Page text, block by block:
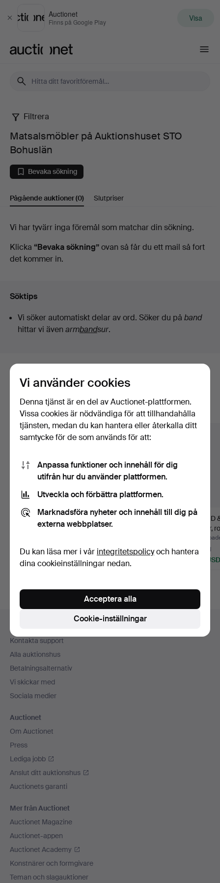
Stäng
Auctionet
Finns på Google Play Visa
Matsalsmöbler
på
Auktionshuset
STO
Filtrera
Matsalsmöbler på Auktionshuset STO
Bohuslän
Bevaka sökning
Pågående auktioner(0) Slutpriser
Pågående
auktioner
Vi har tyvärr inga föremål som matchar din sökning.
Klicka “Bevaka sökning”ovan så får du ett mail så fort
det kommer in.
Söktips
Vi söker automatiskt delar av ord. Söker du på band
hittar vi även armbandsur.
Här är föremål från vårt arkiv som
matchar din sökning
Visa alla föremål
MATGRUPP, 10 delar,
"Baltiska utställninge…
Värdering
316 USD
MATSALSGRUPP, 9
6 bud
169 USD
BORD
delar,
18/19…
3 bud
53 USD
Sidfotsnavigation
Kontakta support
Alla auktionshus
Betalningsalternativ
Vi skickar med
Sociala medier
Auctionet
Om Auctionet
Press
Lediga jobb
Anslut ditt auktionshus
Auctionets garanti
Mer från Auctionet
Auctionet Magazine
Auctionet-appen
Auctionet Academy
Konstnärer och formgivare
Teman och slagauktioner
Vi använder cookies
Denna tjänst är en del av Auctionet-plattformen.
Vissa cookies är nödvändiga för att tillhandahålla
tjänsten, medan du kan hantera eller återkalla ditt
samtycke för de som används för att:
Anpassa funktioner och innehåll för dig
utifrån hur du använder plattformen.
Utveckla och förbättra plattformen.
Marknadsföra nyheter och innehåll till dig på
externa webbplatser.
Du kan läsa mer i vår integritetspolicyoch hantera
dina cookieinställningar nedan.
Cookie-inställningar
Acceptera alla